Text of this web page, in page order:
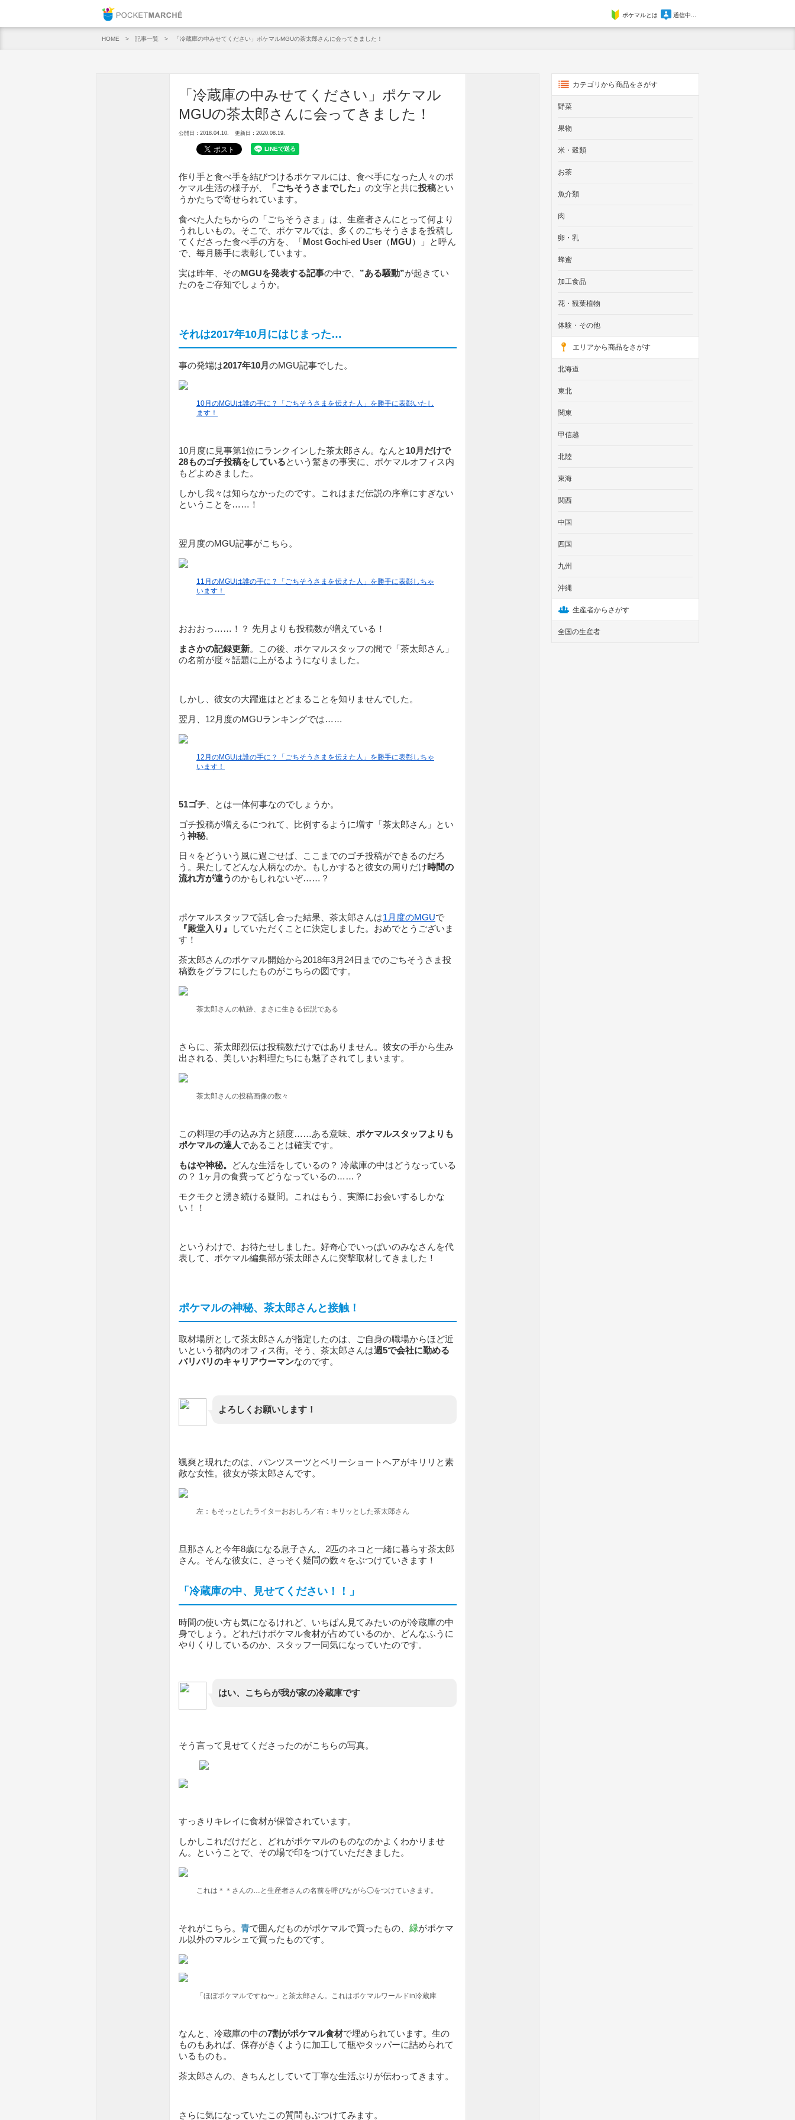
ポケマルとは 通信中...
HOME 記事一覧 「冷蔵庫の中みせてください」ポケマルMGUの茶太郎さんに会ってきました！
「冷蔵庫の中みせてください」ポケマル
MGUの茶太郎さんに会ってきました！
公開日：2018.04.10. 更新日：2020.08.19.
作り手と食べ手を結びつけるポケマルには、食べ手になった人々のポ
ケマル生活の様子が、
「ごちそうさまでした」 の文字と共に投稿とい
うかたちで寄せられています。
食べた人たちからの「ごちそうさま」は、生産者さんにとって何より
うれしいもの。そこで、ポケマルでは、多くのごちそうさまを投稿し
てくださった食べ手の方を、「Most Gochi-ed User（MGU）」と呼ん
で、毎月勝手に表彰しています。
実は昨年、そのMGUを発表する記事の中で、 ”ある騒動”が起きてい
たのをご存知でしょうか。
それは2017年10月にはじまった…
事の発端は2017年10月 のMGU記事でした。
10月のMGUは誰の手に？「ごちそうさまを伝えた人」を勝手に表彰いたし
ます！
10月度に見事第1位にランクインした茶太郎さん。なんと 10月だけで
28ものゴチ投稿をしているという驚きの事実に、ポケマルオフィス内
もどよめきました。
しかし我々は知らなかったのです。これはまだ伝説の序章にすぎない
ということを……！
翌月度のMGU記事がこちら。
11月のMGUは誰の手に？「ごちそうさまを伝えた人」を勝手に表彰しちゃ
います！
おおおっ……！？ 先月よりも投稿数が増えている！
まさかの記録更新。この後、ポケマルスタッフの間で「茶太郎さん」
の名前が度々話題に上がるようになりました。
しかし、彼女の大躍進はとどまることを知りませんでした。
翌月、12月度のMGUランキングでは……
12月のMGUは誰の手に？「ごちそうさまを伝えた人」を勝手に表彰しちゃ
います！
51ゴチ 、とは一体何事なのでしょうか。
ゴチ投稿が増えるにつれて、比例するように増す「茶太郎さん」とい
う 神秘。
日々をどういう風に過ごせば、ここまでのゴチ投稿ができるのだろ
う。果たしてどんな人柄なのか。もしかすると彼女の周りだけ時間の
流れ方が違うのかもしれないぞ……？
ポケマルスタッフで話し合った結果、茶太郎さんは1月度のMGUで
『殿堂入り』
していただくことに決定しました。おめでとうございま
す！
茶太郎さんのポケマル開始から2018年3月24日までのごちそうさま投
稿数をグラフにしたものがこちらの図です。
茶太郎さんの軌跡、まさに生きる伝説である
さらに、茶太郎烈伝は投稿数だけではありません。彼女の手から生み
出される、美しいお料理たちにも魅了されてしまいます。
茶太郎さんの投稿画像の数々
この料理の手の込み方と頻度……ある意味、 ポケマルスタッフよりも
ポケマルの達人であることは確実です。
もはや神秘。
どんな生活をしているの？ 冷蔵庫の中はどうなっている
の？ 1ヶ月の食費ってどうなっているの……？
モクモクと湧き続ける疑問。これはもう、実際にお会いするしかな
い！！
というわけで、お待たせしました。好奇心でいっぱいのみなさんを代
表して、ポケマル編集部が茶太郎さんに突撃取材してきました！
ポケマルの神秘、茶太郎さんと接触！
取材場所として茶太郎さんが指定したのは、ご自身の職場からほど近
いという都内のオフィス街。そう、茶太郎さんは週5で会社に勤める
バリバリのキャリアウーマンなのです。
よろしくお願いします！
颯爽と現れたのは、パンツスーツとベリーショートヘアがキリリと素
敵な女性。彼女が茶太郎さんです。
左：もそっとしたライターおおしろ／右：キリッとした茶太郎さん
旦那さんと今年8歳になる息子さん、2匹のネコと一緒に暮らす茶太郎
さん。そんな彼女に、さっそく疑問の数々をぶつけていきます！
「冷蔵庫の中、見せてください！！」
時間の使い方も気になるけれど、いちばん見てみたいのが冷蔵庫の中
身でしょう。どれだけポケマル食材が占めているのか、どんなふうに
やりくりしているのか、スタッフ一同気になっていたのです。
はい、こちらが我が家の冷蔵庫です
そう言って見せてくださったのがこちらの写真。
すっきりキレイに食材が保管されています。
しかしこれだけだと、どれがポケマルのものなのかよくわかりませ
ん。ということで、その場で印をつけていただきました。
これは＊＊さんの…と生産者さんの名前を呼びながら◯をつけていきます。
それがこちら。 青で囲んだものがポケマルで買ったもの、 緑がポケマ
ル以外のマルシェで買ったものです。
「ほぼポケマルですね〜」と茶太郎さん。これはポケマルワールドin冷蔵庫
なんと、冷蔵庫の中の7割がポケマル食材で埋められています。生の
ものもあれば、保存がきくように加工して瓶やタッパーに詰められて
いるものも。
茶太郎さんの、きちんとしていて丁寧な生活ぶりが伝わってきます。
さらに気になっていたこの質問もぶつけてみます。
カテゴリから商品をさがす
野菜
果物
米・穀類
お茶
魚介類
肉
卵・乳
蜂蜜
加工食品
花・観葉植物
体験・その他
エリアから商品をさがす
北海道
東北
関東
甲信越
北陸
東海
関西
中国
四国
九州
沖縄
生産者からさがす
全国の生産者